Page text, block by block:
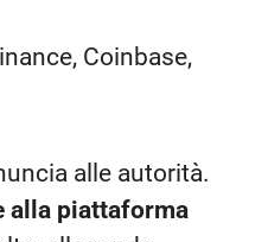
Coinbase,
alle autorità.
alla piattaforma